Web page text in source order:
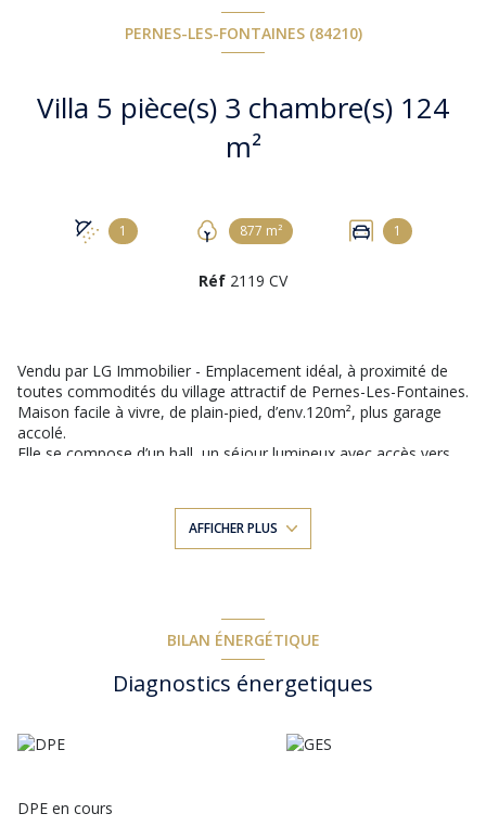
PERNES-LES-FONTAINES (84210)
Villa 5 pièce(s) 3 chambre(s) 124
m²
1 877 m² 1
Réf 2119 CV
Vendu par LG Immobilier - Emplacement idéal, à proximité de
toutes commodités du village attractif de Pernes-Les-Fontaines.
Maison facile à vivre, de plain-pied, d’env.120m², plus garage
accolé.
Elle se compose d’un hall, un séjour lumineux avec accès vers
indépendant, 3 belles chambres (d’env. 15, 16 et 13m²), une
salle d’eau. Un garage avec une mezzanine aménagée en
moustiquaires et d’une climatisation réversible récente. Grand
AFFICHER PLUS
BILAN ÉNERGÉTIQUE
Diagnostics énergetiques
DPE en cours